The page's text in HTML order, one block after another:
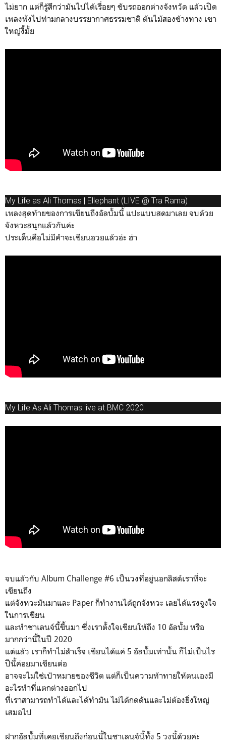
ไม่ยาก แต่ก็รู้สึกว่ามันไปได้เรื่อยๆ ขับรถออกต่างจังหวัด แล้วเปิด
เพลงฟังไปท่ามกลางบรรยากาศธรรมชาติ ต้นไม้สองข้างทาง เขา
ใหญ่งี้มั้ย
My Life as Ali Thomas | Ellephant (LIVE @ Tra Rama)
เพลงสุดท้ายของการเขียนถึงอัลบั้มนี้ แปะแบบสดมาเลย จบด้วย
จังหวะสนุกแล้วกันค่ะ
ประเด็นคือไม่มีคำจะเขียนอวยแล้วอ่ะ ฮ่า
My Life As Ali Thomas live at BMC 2020
จบแล้วกับ Album Challenge #6 เป็นวงที่อยู่นอกลิสต์เราที่จะ
เขียนถึง
แต่จังหวะมันมาและ Paper ก็ทำงานได้ถูกจังหวะ เลยได้แรงจูงใจ
ในการเขียน
และทำชาเลนจ์นี้ขึ้นมา ซึ่งเราตั้งใจเขียนให้ถึง 10 อัลบั้ม หรือ
มากกว่านี้ในปี 2020
แต่แล้ว เราก็ทำไม่สำเร็จ เขียนได้แค่ 5 อัลบั้มเท่านั้น ก็ไม่เป็นไร
ปีนี้ค่อยมาเขียนต่อ
อาจจะไม่ใช่เป้าหมายของชีวิต แต่ก็เป็นความท้าทายให้ตนเองมี
อะไรทำที่แตกต่างออกไป
ที่เราสามารถทำได้และได้ทำมัน ไม่ได้กดดันและไม่ต้องยิ่งใหญ่
เสมอไป
ฝากอัลบั้มที่เคยเขียนถึงก่อนนี้ในชาเลนจ์นี้ทั้ง 5 วงนี้ด้วยค่ะ